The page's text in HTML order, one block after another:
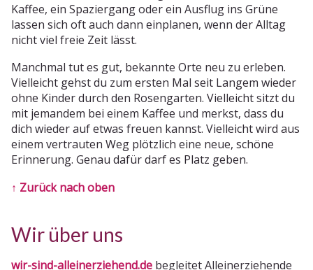
Kaffee, ein Spaziergang oder ein Ausflug ins Grüne
lassen sich oft auch dann einplanen, wenn der Alltag
nicht viel freie Zeit lässt.
Manchmal tut es gut, bekannte Orte neu zu erleben.
Vielleicht gehst du zum ersten Mal seit Langem wieder
ohne Kinder durch den Rosengarten. Vielleicht sitzt du
mit jemandem bei einem Kaffee und merkst, dass du
dich wieder auf etwas freuen kannst. Vielleicht wird aus
einem vertrauten Weg plötzlich eine neue, schöne
Erinnerung. Genau dafür darf es Platz geben.
↑ Zurück nach oben
Wir über uns
wir-sind-alleinerziehend.de begleitet Alleinerziehende